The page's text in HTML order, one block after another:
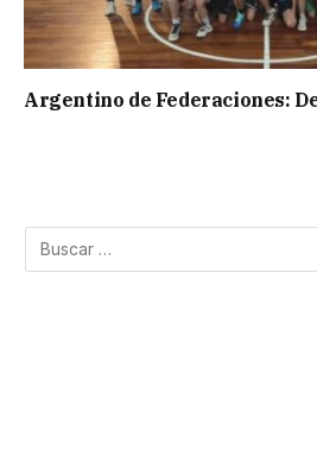
Argentino de Federaciones: